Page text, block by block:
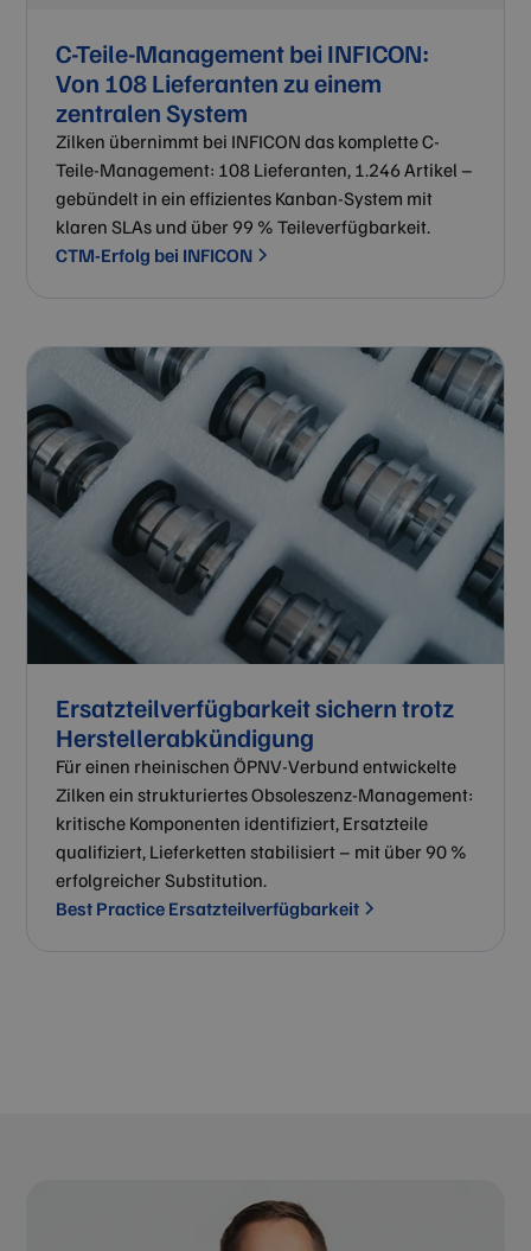
C-Teile-Management bei INFICON:
Von 108 Lieferanten zu einem
zentralen System
Zilken übernimmt bei INFICON das komplette C-
Teile-Management: 108 Lieferanten, 1.246 Artikel –
gebündelt in ein effizientes Kanban-System mit
klaren SLAs und über 99 % Teileverfügbarkeit.
CTM-Erfolg bei INFICON
Ersatzteilverfügbarkeit sichern trotz
Herstellerabkündigung
Für einen rheinischen ÖPNV-Verbund entwickelte
Zilken ein strukturiertes Obsoleszenz-Management:
kritische Komponenten identifiziert, Ersatzteile
qualifiziert, Lieferketten stabilisiert – mit über 90 %
erfolgreicher Substitution.
Best Practice Ersatzteilverfügbarkeit